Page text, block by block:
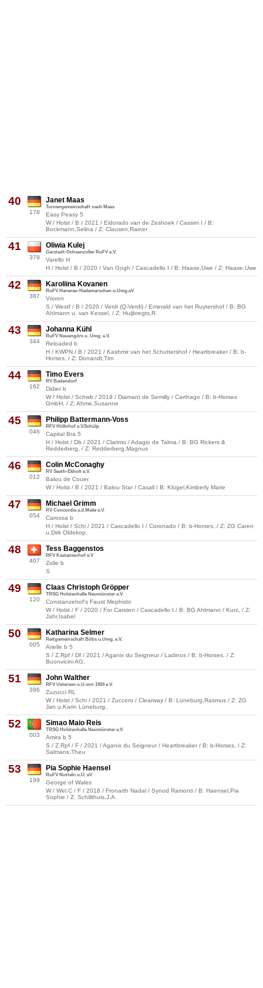
40
178
Janet Maas
Turniergemeinschaft nach Maas
Easy Peasy 5
W / Holst / B / 2021 / Eldorado van de Zeshoek / Cassini I / B:
Bockmann,Selina / Z: Clausen,Rainer
41
379
Oliwia Kulej
Garstedt-Ochsenzoller RuFV e.V.
Varello H
H / Holst / B / 2020 / Van Gogh / Cascadello I / B: Haase,Uwe / Z: Haase,Uwe
42
387
Karoliina Kovanen
RuFV Hanerau-Hademarschen u.Umg.eV
Vixxen
S / Westf / B / 2020 / Verdi (Q-Verdi) / Emerald van het Ruytershof / B: BG
Ahlmann u. van Kessel, / Z: Huijbregts,R.
43
344
Johanna Kühl
RuFV Neuengörs u. Umg. e.V.
Reloaded b
H / KWPN / B / 2021 / Kashmir van het Schuttershof / Heartbreaker / B: b-
Horses, / Z: Donandt,Tim
44
162
Timo Evers
RV Badendorf
Didier b
W / Holst / Schwb / 2019 / Diamant de Semilly / Carthago / B: b-Horses
GmbH, / Z: Ahme,Susanne
45
046
Philipp Battermann-Voss
RFV Höllnhof e.V.Schülp
Capital Bra 5
H / Holst / Db / 2021 / Clarimo / Adagio de Talma / B: BG Rickers &
Redderberg, / Z: Redderberg,Magnus
46
012
Colin McConaghy
RV Seeth-Ekholt e.V.
Balou de Couer
W / Holst / B / 2021 / Balou Star / Casall / B: Klügel,Kimberly Marie
47
054
Michael Grimm
RV Concordia a.d.Miele e.V.
Carossa b
H / Holst / Schi / 2021 / Cascadello I / Coronado / B: b-Horses, / Z: ZG Caren
u.Dirk Oldekop,
48
407
Tess Baggenstos
RFV Kastanienhof e.V
Zolie b
S
49
120
Claas Christoph Gröpper
TRSG Holstenhalle Neumünster e.V.
Constanzehof's Faust Mephisto
W / Holst / F / 2020 / For Carsten / Cascadello I / B: BG Ahlmann / Kurz, / Z:
Jahr,Isabel
50
005
Katharina Selmer
Reitgemeinschaft Böbs u.Umg. e.V.
Arielle b 5
S / Z.Rpf / Df / 2021 / Aganix du Seigneur / Ladinos / B: b-Horses, / Z:
Buonvicini AG,
51
396
John Walther
RFV Uetersen u.U.von 1924 e.V.
Zuzucci RL
W / Holst / Schi / 2021 / Zuccero / Clearway / B: Lüneburg,Rasmus / Z: ZG
Jan u.Karin Lüneburg,
52
003
Simao Maio Reis
TRSG Holstenhalle Neumünster e.V.
Amira b 5
S / Z.Rpf / F / 2021 / Aganix du Seigneur / Heartbreaker / B: b-Horses, / Z:
Salmans,Theu
53
199
Pia Sophie Haensel
RuFV Nutteln u.U. eV
George of Wales
W / Wel.C / F / 2018 / Fronarth Nadal / Synod Ramonti / B: Haensel,Pia
Sophie / Z: Schilithuis,J.A.